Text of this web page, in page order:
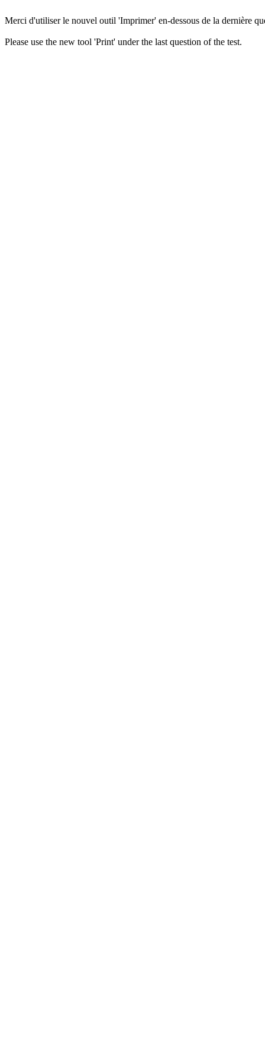
Merci d'utiliser le nouvel outil 'Imprimer' en-dessous de la dernière
Please use the new tool 'Print' under the last question of the test.